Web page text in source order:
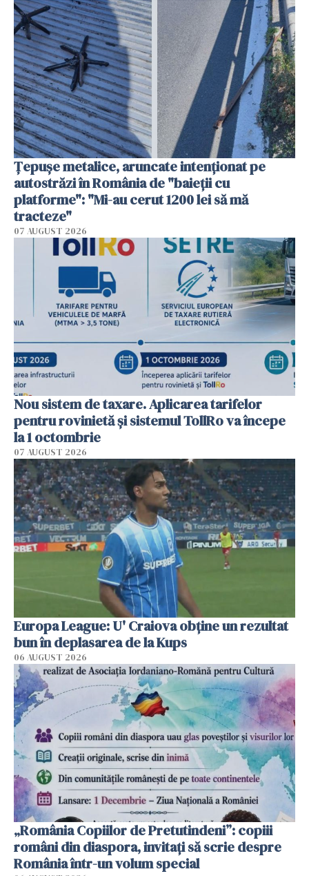
Țepușe metalice, aruncate intenționat pe
autostrăzi în România de "baieții cu
platforme": "Mi-au cerut 1200 lei să mă
tracteze"
07 AUGUST 2026
Nou sistem de taxare. Aplicarea tarifelor
pentru rovinietă şi sistemul TollRo va începe
la 1 octombrie
07 AUGUST 2026
Europa League: U' Craiova obține un rezultat
bun în deplasarea de la Kups
06 AUGUST 2026
„România Copiilor de Pretutindeni”: copiii
români din diaspora, invitați să scrie despre
România într-un volum special